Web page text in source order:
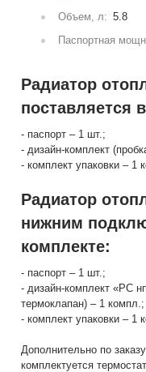
Объем, л: 5.8
Паспортная
Радиатор
поставляется
- паспорт – 1 шт.;
- дизайн-комплект
- комплект упаковки – 1
Радиатор
нижним
комплекте:
- паспорт – 1 шт.;
- дизайн-комплект «РС
термоклапан) – 1 компл.;
- комплект упаковки – 1
Дополнительно по
комплектуется